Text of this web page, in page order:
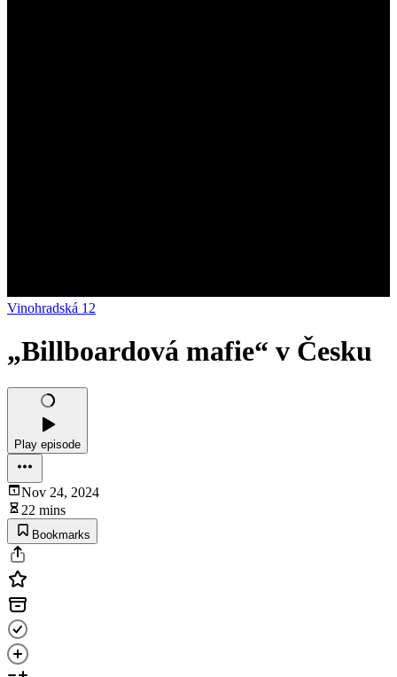
Vinohradská 12
„Billboardová mafie“ v Česku
Play episode
Nov 24, 2024
22 mins
Bookmarks